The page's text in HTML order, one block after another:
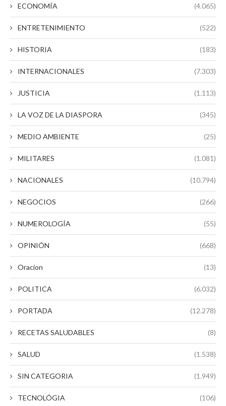
ECONOMÍA (4.065)
ENTRETENIMIENTO (522)
HISTORIA (183)
INTERNACIONALES (7.303)
JUSTICIA (1.113)
LA VOZ DE LA DIASPORA (345)
MEDIO AMBIENTE (25)
MILITARES (1.081)
NACIONALES (10.794)
NEGOCIOS (266)
NUMEROLOGÍA (55)
OPINIÓN (668)
Oracion (13)
POLITICA (6.032)
PORTADA (12.278)
RECETAS SALUDABLES (8)
SALUD (1.538)
SIN CATEGORIA (1.949)
TECNOLÓGIA (106)